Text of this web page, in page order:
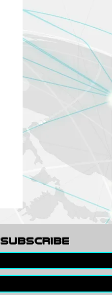
subscribe